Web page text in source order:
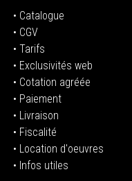
• Catalogue
• CGV
• Tarifs
• Exclusivités web
• Cotation agréée
• Paiement
• Livraison
• Fiscalité
• Location d'oeuvres
• Infos utiles